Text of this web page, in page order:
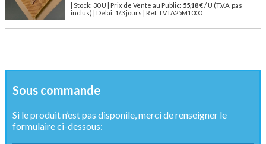
| Stock: 30 U | Prix de Vente au Public: 55,18€/ U (T.V.A. pas
inclus) | Délai: 1/3 jours | Ref. TVTA25M1000
Sous commande
Si le produit n’est pas disponile, merci de renseigner le
formulaire ci-dessous: